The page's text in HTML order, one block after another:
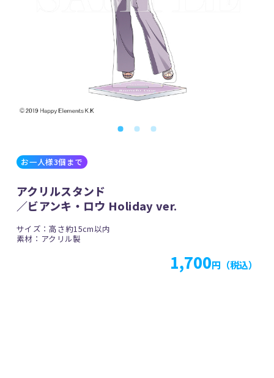
お一人様3個まで
アクリルスタンド
／ビアンキ・ロウ Holiday ver.
サイズ：高さ約15cm以内
素材：アクリル製
1,700円（税込）